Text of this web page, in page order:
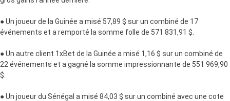
● Un joueur de la Guinée a misé 57,89 $ sur un combiné de 17
événements et a remporté la somme folle de 571 831,91 $.
● Un autre client 1xBet de la Guinée a misé 1,16 $ sur un combiné de
22 événements et a gagné la somme impressionnante de 551 969,90
$.
● Un joueur du Sénégal a misé 84,03 $ sur un combiné avec une cote